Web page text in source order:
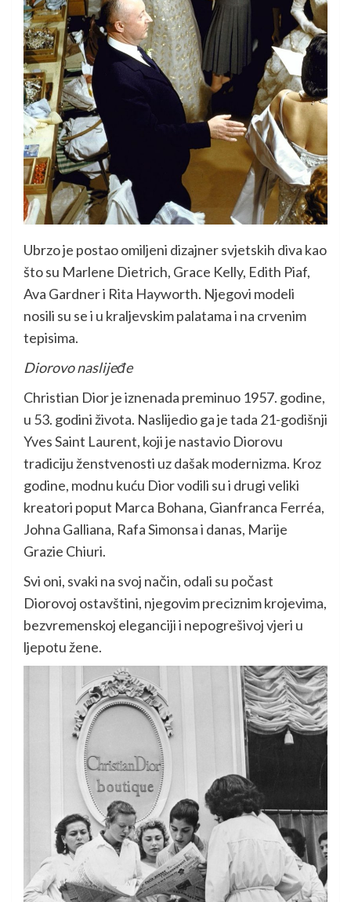
Ubrzo je postao omiljeni dizajner svjetskih diva kao
što su Marlene Dietrich, Grace Kelly, Edith Piaf,
Ava Gardner i Rita Hayworth. Njegovi modeli
nosili su se i u kraljevskim palatama i na crvenim
tepisima.
Diorovo naslijeđe
Christian Dior je iznenada preminuo 1957. godine,
u 53. godini života. Naslijedio ga je tada 21-godišnji
Yves Saint Laurent, koji je nastavio Diorovu
tradiciju ženstvenosti uz dašak modernizma. Kroz
godine, modnu kuću Dior vodili su i drugi veliki
kreatori poput Marca Bohana, Gianfranca Ferréa,
Johna Galliana, Rafa Simonsa i danas, Marije
Grazie Chiuri.
Svi oni, svaki na svoj način, odali su počast
Diorovoj ostavštini, njegovim preciznim krojevima,
bezvremenskoj eleganciji i nepogrešivoj vjeri u
ljepotu žene.